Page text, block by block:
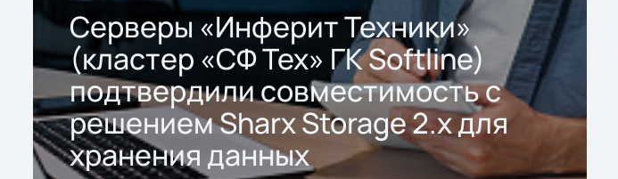
Серверы «Инферит Техники»
(кластер «СФ Тех» ГК Softline)
подтвердили совместимость с
решением Sharx Storage 2.x для
хранения данных